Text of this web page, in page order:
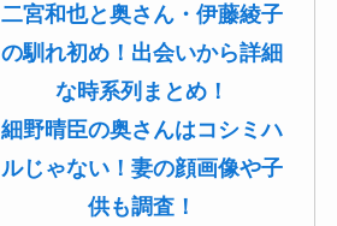
二宮和也と奥さん・伊藤綾子
の馴れ初め！出会いから詳細
な時系列まとめ！
細野晴臣の奥さんはコシミハ
ルじゃない！妻の顔画像や子
供も調査！